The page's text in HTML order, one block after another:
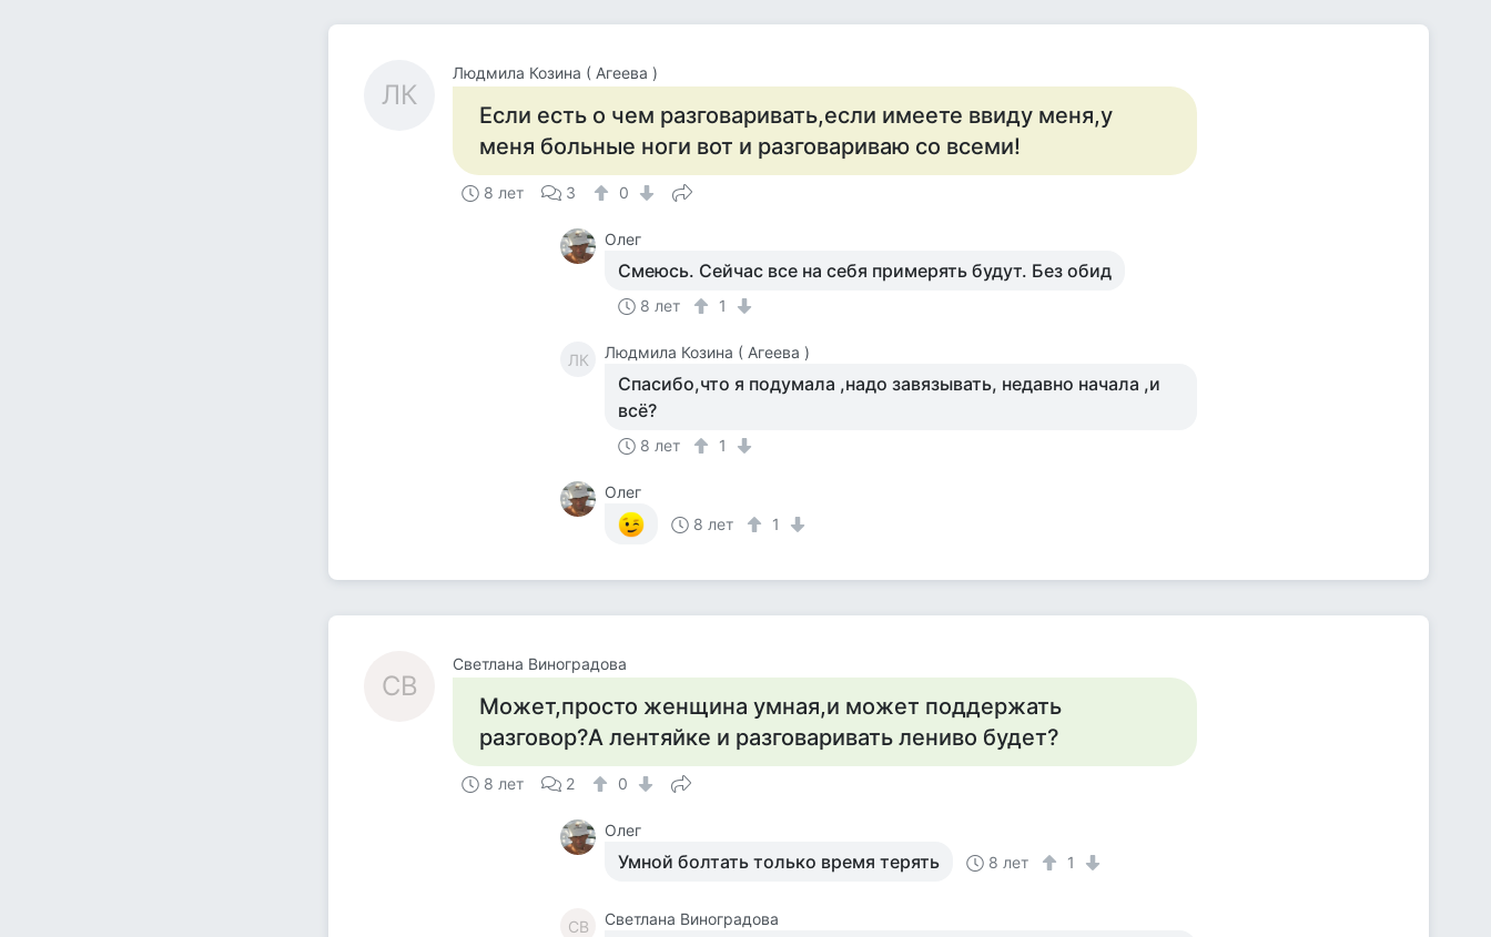
ЛК
Людмила Козина ( Агеева )
Если есть о чем разговаривать,если имеете ввиду меня,у
меня больные ноги вот и разговариваю со всеми!
8 лет 3 0
Олег
Смеюсь. Сейчас все на себя примерять будут. Без обид
8 лет 1
ЛК Людмила Козина ( Агеева )
Спасибо,что я подумала ,надо завязывать, недавно начала ,и
всё?
8 лет 1
Олег
8 лет
1
СВ
Светлана Виноградова
Может,просто женщина умная,и может поддержать
разговор?А лентяйке и разговаривать лениво будет?
8 лет 2 0
Олег
Умной болтать только время терять 8 лет 1
СВ Светлана Виноградова